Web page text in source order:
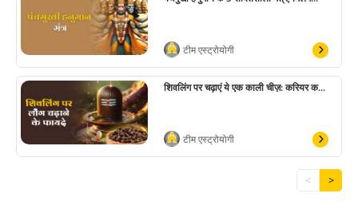
टीम एस्ट्रोयोगी
शिवलिंग पर चढ़ाएं ये एक काली चीज़: करियर क...
टीम एस्ट्रोयोगी
< >